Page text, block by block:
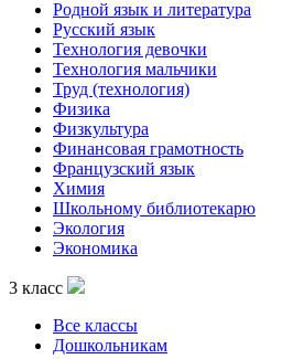
Родной язык и литература
Русский язык
Технология девочки
Технология мальчики
Труд (технология)
Физика
Физкультура
Финансовая грамотность
Французский язык
Химия
Школьному библиотекарю
Экология
Экономика
3 класс
Все классы
Дошкольникам